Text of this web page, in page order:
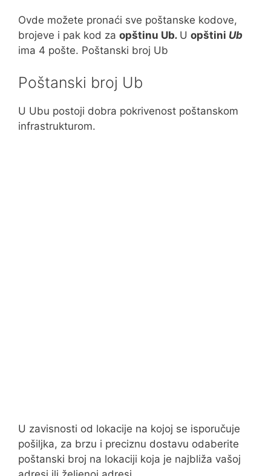
Ovde možete pronaći sve poštanske kodove,
brojeve i pak kod za opštinu Ub. U opštini Ub
ima 4 pošte. Poštanski broj Ub
Poštanski broj Ub
U Ubu postoji dobra pokrivenost poštanskom
infrastrukturom.
U zavisnosti od lokacije na kojoj se isporučuje
pošiljka, za brzu i preciznu dostavu odaberite
poštanski broj na lokaciji koja je najbliža vašoj